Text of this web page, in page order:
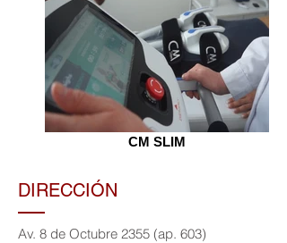
CM SLIM
DIRECCIÓN
Av. 8 de Octubre 2355 (ap. 603)